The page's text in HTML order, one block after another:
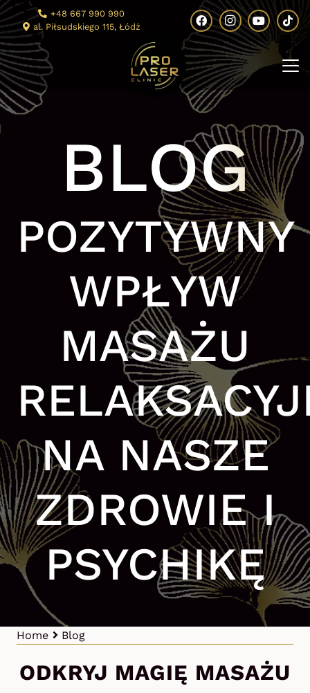
+48 667 990 990
al. Piłsudskiego 115, Łódź
BLOG
POZYTYWNY
WPŁYW
MASAŻU
NA NASZE
ZDROWIE I
PSYCHIKĘ
Home Blog
ODKRYJ MAGIĘ MASAŻU